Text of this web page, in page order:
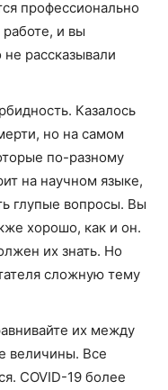
профессионально
работе, и вы
рассказывали
Казалось
но на самом
по-разному
на научном языке,
глупые вопросы. Вы
хорошо, как и он.
их знать. Но
сложную тему
их между
величины. Все
COVID-19 более